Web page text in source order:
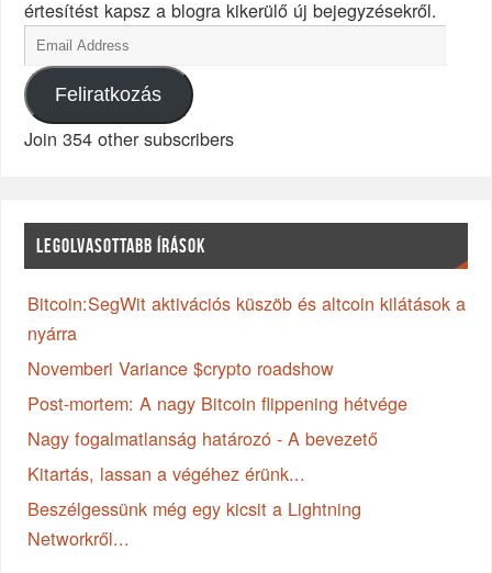
értesítést kapsz a blogra kikerülő új bejegyzésekről.
Feliratkozás
Join 354 other subscribers
LEGOLVASOTTABB ÍRÁSOK
Bitcoin:SegWit aktivációs küszöb és altcoin kilátások a
nyárra
Novemberi Variance $crypto roadshow
Post-mortem: A nagy Bitcoin flippening hétvége
Nagy fogalmatlanság határozó - A bevezető
Kitartás, lassan a végéhez érünk...
Beszélgessünk még egy kicsit a Lightning
Networkről...